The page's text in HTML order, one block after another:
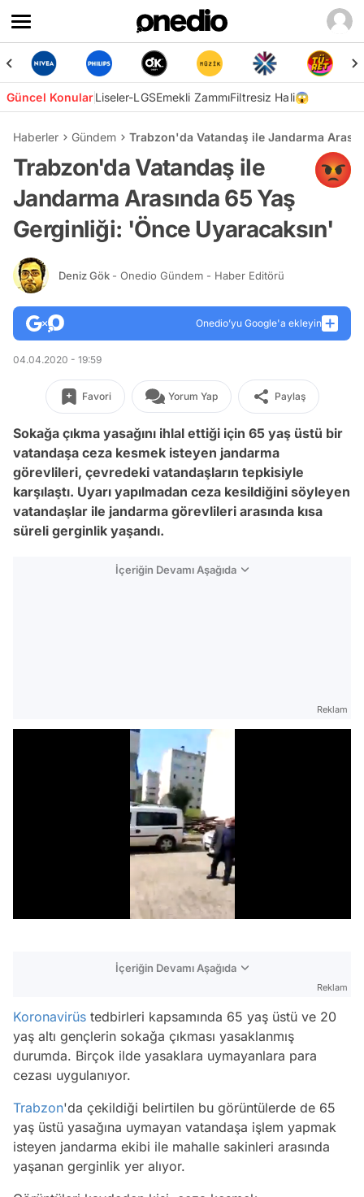
Güncel KonularLiseler-LGSEmekli ZammıFiltresiz Hali😱
Haberler Gündem Trabzon'da Vatandaş ile Jandarma
Trabzon'da Vatandaş ile
Jandarma Arasında 65 Yaş
Gerginliği: 'Önce Uyaracaksın'
Deniz Gök - Onedio Gündem - Haber Editörü
Onedio’yu Google'a ekleyin
04.04.2020 - 19:59
Favori Yorum Yap Paylaş
Sokağa çıkma yasağını ihlal ettiği için 65 yaş üstü bir
vatandaşa ceza kesmek isteyen jandarma
görevlileri, çevredeki vatandaşların tepkisiyle
karşılaştı. Uyarı yapılmadan ceza kesildiğini söyleyen
vatandaşlar ile jandarma görevlileri arasında kısa
süreli gerginlik yaşandı.
İçeriğin Devamı Aşağıda
Reklam
İçeriğin Devamı Aşağıda
Reklam
Koronavirüs tedbirleri kapsamında 65 yaş üstü ve 20
yaş altı gençlerin sokağa çıkması yasaklanmış
durumda. Birçok ilde yasaklara uymayanlara para
cezası uygulanıyor.
Trabzon'da çekildiği belirtilen bu görüntülerde de 65
yaş üstü yasağına uymayan vatandaşa işlem yapmak
isteyen jandarma ekibi ile mahalle sakinleri arasında
yaşanan gerginlik yer alıyor.